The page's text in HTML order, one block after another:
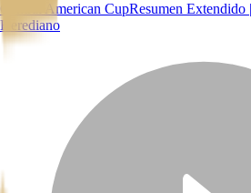
Central American CupResumen
Herediano